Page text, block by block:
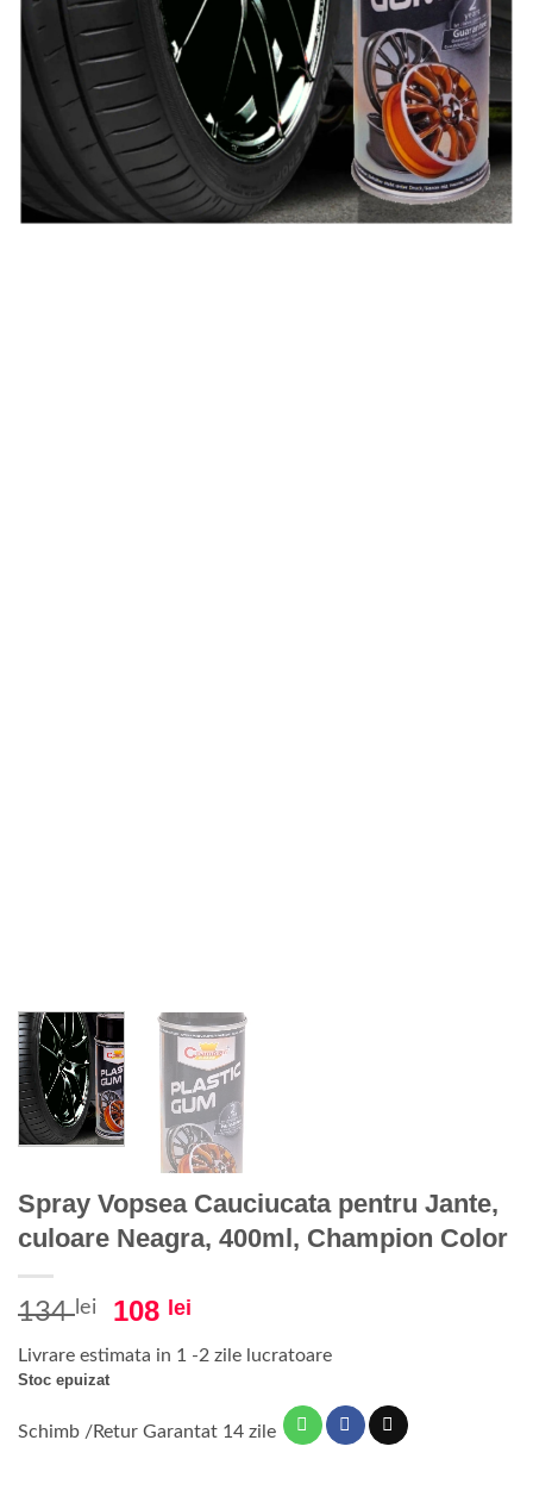
Spray Vopsea Cauciucata pentru Jante,
culoare Neagra, 400ml, Champion Color
134 lei
Prețul
a
134 lei.
108 lei
este:
Livrare estimata in 1 -2 zile lucratoare
Stoc epuizat
Schimb /Retur Garantat 14 zile